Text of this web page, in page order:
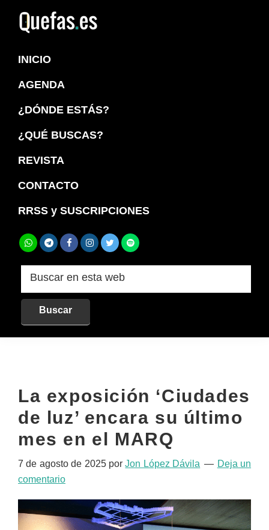
navegación
principal
principal
INICIO
AGENDA
¿DÓNDE ESTÁS?
¿QUÉ BUSCAS?
REVISTA
CONTACTO
RRSS y SUSCRIPCIONES
Buscar
web
La exposición ‘Ciudades
de luz’ encara su último
mes en el MARQ
7 de agosto de 2025porJon López Dávila
Deja un
comentario